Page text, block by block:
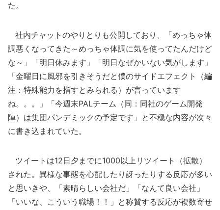
た。
社内チャットのやりとりも公開しており、「めっちゃ体
調悪くなってきた～めっちゃ体調に気を使ってたんだけど
な～」「明日休みます」「明日なぜかいない気がします」
「金曜日に風邪を引きそうだと僕のサイドエフェクト（編
注：特殊能力を指すとみられる）が言っています
ね。。。」「今週末PALチーム（同：同社のゲーム開発
陣）は集団パンデミックの予定です」と不穏な内容が次々
に書き込まれていた。
ツイートは12日夕までに1000以上リツイート（拡散）
された。異様な事態を心配したり訝ったりする反応が多い
と思いきや、「素晴らしい会社だ」「なんて良い会社」
「いいな、こういう職場！！」と称賛する反応が複数寄せ